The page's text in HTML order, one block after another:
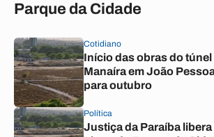
Parque da Cidade
Cotidiano
Início das obras do túnel
Manaíra em João
para outubro
Política
Justiça da Paraíba